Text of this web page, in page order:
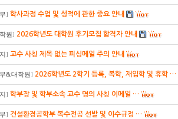
] 학사과정 수업 및 성적에 관한 중요 안내
원] 2026학년도 대학원 후기모집 합격자 안내
] 교수 사칭 제목 없는 피싱메일 주의 안내
&대학원] 2026학년도 2학기 등록, 복학, 재입학 및 휴학 …
] 학부장 및 학부소속 교수 명의 사칭 이메일 …
] 건설환경공학부 복수전공 선발 및 이수규정 …